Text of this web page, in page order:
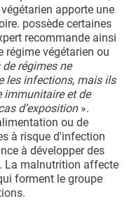
apporte une
possède certaines
recommande ainsi
régime végétarien ou
de régimes ne
les infections, mais ils
immunitaire et de
d’exposition».
ou de
à risque d'infection
à développer des
La malnutrition affecte
forment le groupe